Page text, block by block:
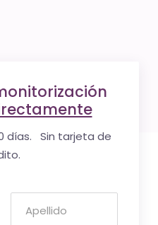
días. Sin tarjeta de